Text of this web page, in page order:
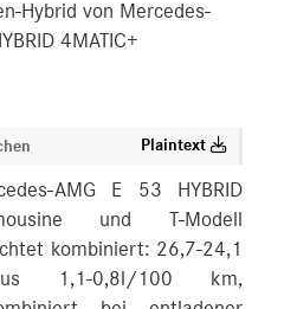
Hybrid von Mercedes-
4MATIC+
Plaintext
AMG E 53 HYBRID
und T-Modell
kombiniert: 26,7-24,1
1,1-0,8l/100 km,